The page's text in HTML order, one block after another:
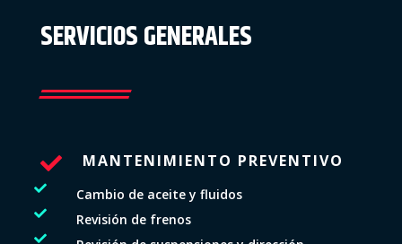
SERVICIOS GENERALES
 MANTENIMIENTO PREVENTIVO
 Cambio de aceite y fluidos
 Revisión de frenos
